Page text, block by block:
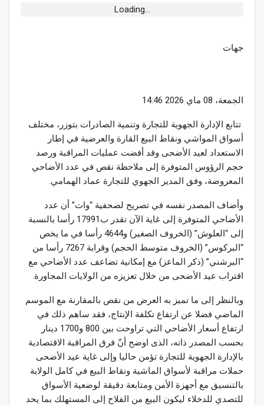
Loading...
جهات
الجمعة، 08 ماي 2026 14:46
تتابع الإدارة الجهوية للتجارة وتنمية الصادرات بتوزر، مختلف
أسواق المواشي ونقاط البيع القارة والعرضية في إطار
الاستعداد لعيد الأضحى وقد أفضت عمليات المراقبة ورصد
حجم الرؤوس المتوفرة إلى ملاحظة نقص في عدد الأضاحي
المعروضة، وفق المدير الجهوي للتجارة عماد الهمامي.
وأضاف المصدر نفسه في تصريح لصحفية “وات” أن عدد
الأضاحي المتوفرة إلى غاية الآن تقدر ب17991 رأسا بالنسبة
إلى “العلوش” (الخروف الصغير) و4644 رأسا في ما يخص
“البركوس” (الخروف متوسط الحجم) وقرابة 7267 رأسا من
“البرشني” (ذكر الماعز) مع إمكانية تضاعف عدد الأضاحي مع
اقتراب عيد الأضحى من خلال تعزيزه من الولايات المجاورة.
وبالنظر إلى ما تميز به العرض من نقص بالمقارنة مع الموسم
الماضي فضلا عن ارتفاع تكلفة الإنتاج، فقد ساهم ذلك في
ارتفاع أسعار الأضاحي التي تراوحت بين 800 و1700 دينار
بحسب المصدر ذاته، الذى اوضح أنّ فرق المراقبة الاقتصادية
بالإدارة الجهوية للتجارة تؤمن حاليا وإلى غاية عيد الأضحى
حملات مراقبة لأسواق الماشية ونقاط البيع في كامل الولاية
بالتنسيق مع أجهزة الأمن ومتابعة دقيقة لوضعية الأسواق
للتصدي للدخلاء ليكون البيع من الفلاح إلى المستهلك بما يحد